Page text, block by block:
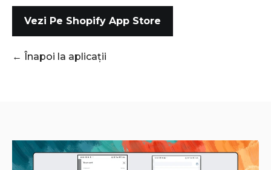
Vezi Pe Shopify App Store
← Înapoi la aplicații